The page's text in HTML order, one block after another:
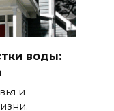
воды:
и